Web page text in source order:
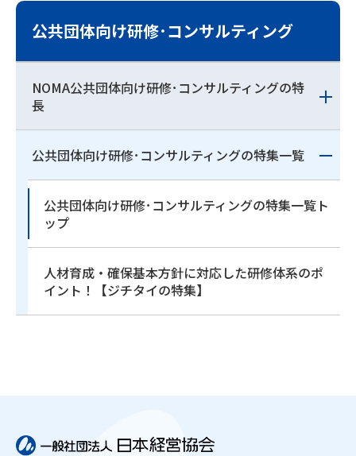
公共団体向け研修･コンサルティング
NOMA公共団体向け研修･コンサルティングの特
長
公共団体向け研修･コンサルティングの特集一覧
公共団体向け研修･コンサルティングの特集一覧ト
ップ
人材育成・確保基本方針に対応した研修体系のポ
イント！【ジチタイの特集】